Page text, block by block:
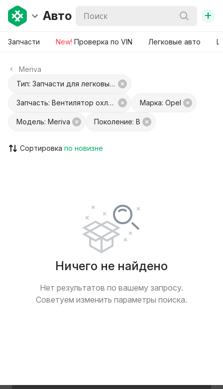
Авто +
Запчасти New! Проверка по VIN Легковые авто
Meriva
Тип: Запчасти для легковых авто
Запчасть: Вентилятор охлаждения отсека электроники Марка: Opel
Модель: Meriva Поколение: B
Сортировка
Ничего не найдено
Нет результатов по вашему запросу.
Советуем изменить параметры поиска.